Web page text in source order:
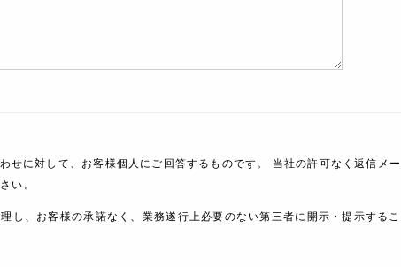
せに対して、お客様個人にご回答するものです。 当社の許可なく返信メ
い。
し、お客様の承諾なく、業務遂行上必要のない第三者に開示・提示する